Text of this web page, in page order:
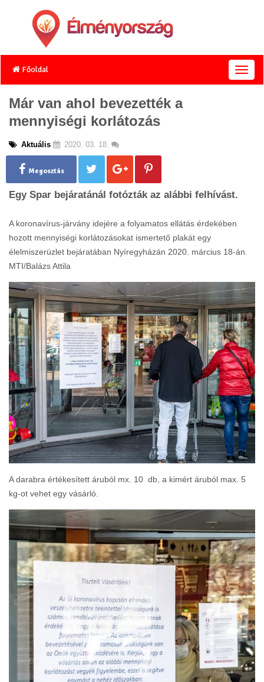
Főoldal
T
o
Már van ahol bevezették a
mennyiségi korlátozás
Aktuális 2020. 03. 18.
Megosztás
Egy Spar bejáratánál fotózták az alábbi felhívást.
A koronavírus-járvány idejére a folyamatos ellátás érdekében
hozott mennyiségi korlátozásokat ismertető plakát egy
élelmiszerüzlet bejáratában Nyíregyházán 2020. március 18-án.
MTI/Balázs Attila
A darabra értékesített áruból mx. 10 db, a kimért áruból max. 5
kg-ot vehet egy vásárló.